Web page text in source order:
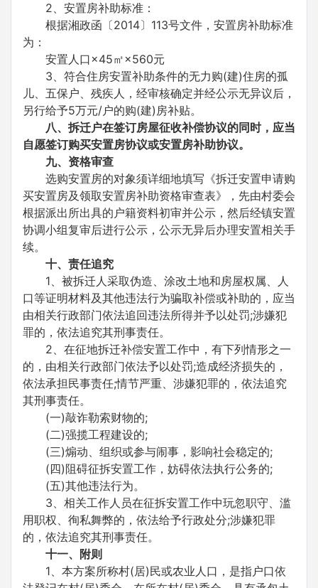
2、安置房补助标准：
根据湘政函〔2014〕113号文件，安置房补助标准
为：
安置人口×45㎡×560元
3、符合住房安置补助条件的无力购(建)住房的孤
儿、五保户、残疾人，经审核确定并经公示无异议后，
另行给予5万元/户的购(建)房补贴。
八、拆迁户在签订房屋征收补偿协议的同时，应当
自愿签订购买安置房协议或安置房补助协议。
九、资格审查
选购安置房的对象须详细地填写《拆迁安置申请购
买安置房及领取安置房补助资格审查表》，先由村委会
根据派出所出具的户籍资料初审并公示，然后经镇安置
协调小组复审后进行公示，公示无异后办理安置相关手
续。
十、责任追究
1、被拆迁人采取伪造、涂改土地和房屋权属、人
口等证明材料及其他违法行为骗取补偿或补助的，应当
由相关行政部门依法追回违法所得并予以处罚;涉嫌犯
罪的，依法追究其刑事责任。
2、在征地拆迁补偿安置工作中，有下列情形之一
的，由相关行政部门依法予以处罚;造成经济损失的，
依法承担民事责任;情节严重、涉嫌犯罪的，依法追究
其刑事责任。
(一)敲诈勒索财物的;
(二)强揽工程建设的;
(三)煽动、组织或参与闹事，影响社会稳定的;
(四)阻碍征拆安置工作，妨碍依法执行公务的;
(五)其他违法行为。
3、相关工作人员在征拆安置工作中玩忽职守、滥
用职权、徇私舞弊的，依法给予行政处分;涉嫌犯罪
的，依法追究其刑事责任。
十一、附则
1、本方案所称村(居)民或农业人口，是指户口依